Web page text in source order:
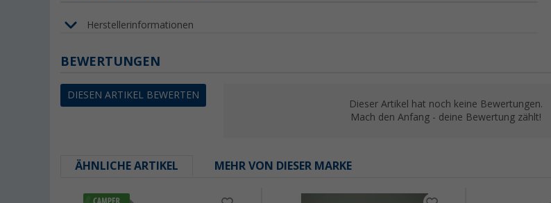
Herstellerinformationen
BEWERTUNGEN
DIESEN ARTIKEL BEWERTEN
Dieser Artikel hat noch keine Bewertungen.
Mach den Anfang - deine Bewertung zählt!
ÄHNLICHE ARTIKEL MEHR VON DIESER MARKE